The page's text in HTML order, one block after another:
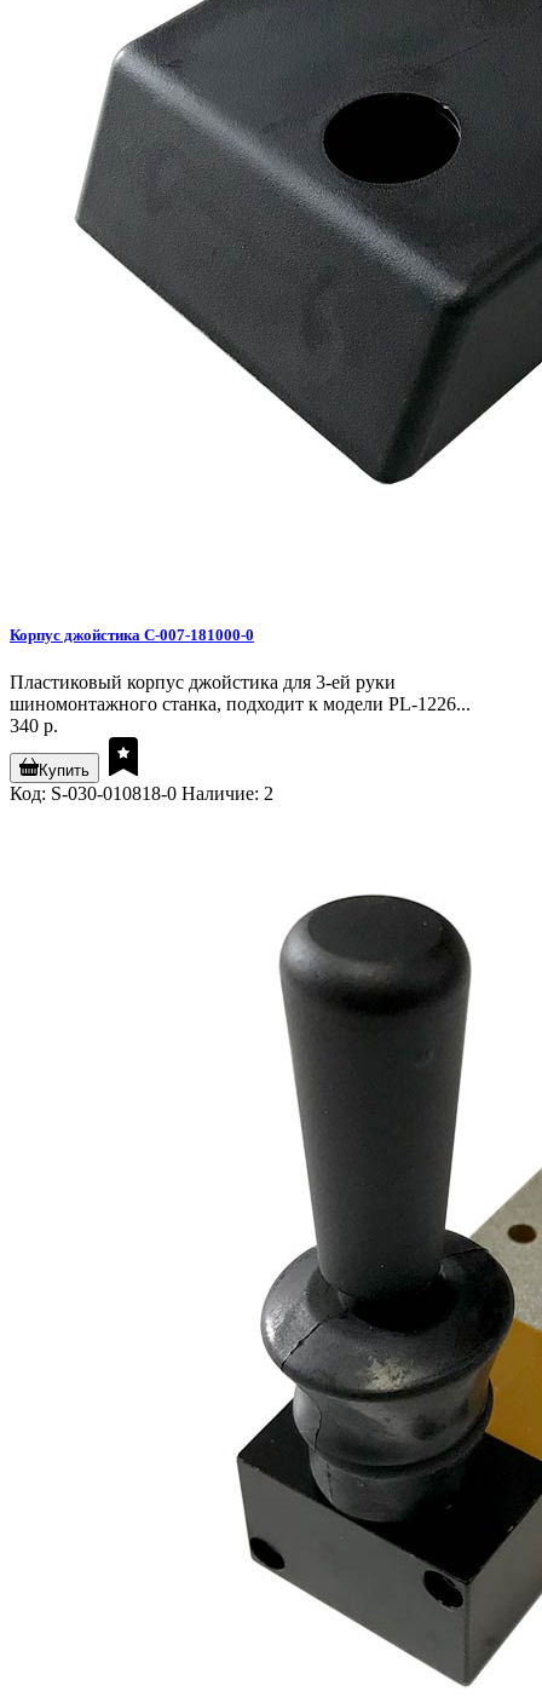
Корпус джойстика C-007-181000-0
Пластиковый корпус джойстика для 3-ей руки
шиномонтажного станка, подходит к модели PL-1226...
340 р.
Купить
Код: S-030-010818-0 Наличие: 2